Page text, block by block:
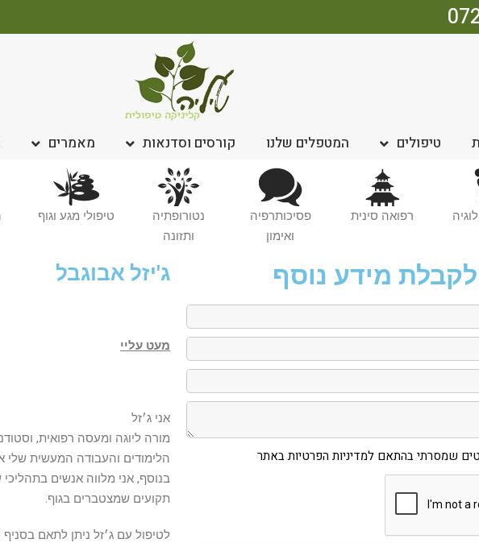
טיפולים המטפלים שלנו קורסים וסדנאות מאמרים
רפואה סינית
פסיכותרפיה
ואימון
נטורופתיה
ותזונה
טיפולי מגע וגוף
מידע נוסף
שמסרתי בהתאם למדיניות הפרטיות באתר
ג'יזל אבוגבל
מעט עליי
אני ג׳זל
מורה ליוגה ומעסה רפואית,
הלימודים והעבודה המעשית שלי
בנוסף, אני מלווה אנשים
תקועים שמצטברים בגוף.
לטיפול עם ג׳זל ניתן לתאם בסניף כיכר